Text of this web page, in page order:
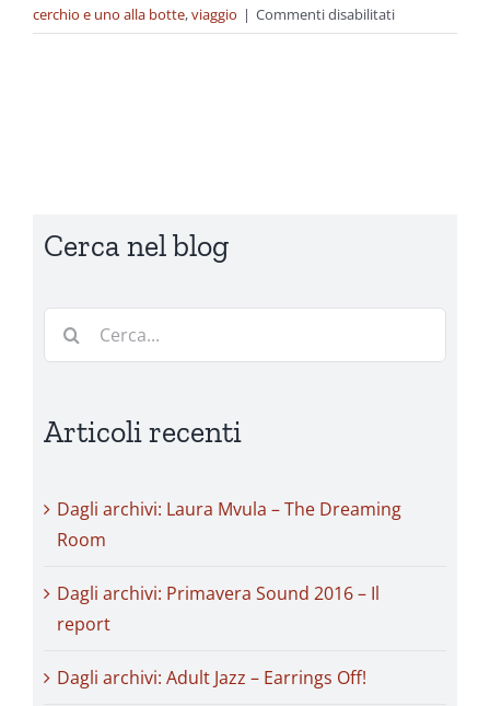
cerchio e uno alla botte,viaggio | Commenti disabilitatisu
San
Cerca nel blog
Cerca
Articoli recenti
Dagli archivi: Laura Mvula – The Dreaming
Room
Dagli archivi: Primavera Sound 2016 – Il
report
Dagli archivi: Adult Jazz – Earrings Off!